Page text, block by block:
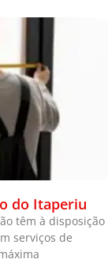
do Itaperiu
têm à disposição
serviços de